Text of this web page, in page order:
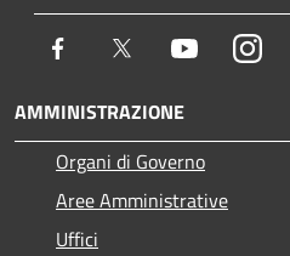
Facebook Twitter Youtube
AMMINISTRAZIONE
Organi di Governo
Aree Amministrative
Uffici